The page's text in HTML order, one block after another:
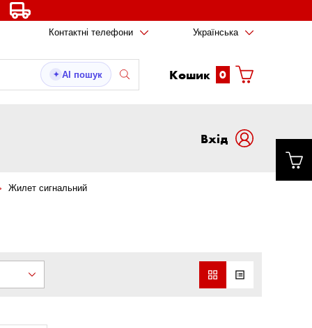
Контактні телефони Українська
✦ AI пошук Кошик 0
Вxід
Жилет сигнальний